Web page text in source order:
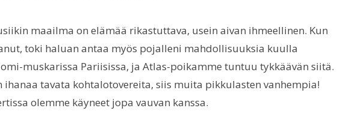
maailma on elämää rikastuttava, usein aivan ihmeellinen. Kun
toki haluan antaa myös pojalleni mahdollisuuksia kuulla
muskarissa Pariisissa, ja Atlas-poikamme tuntuu tykkäävän siitä.
ihanaa tavata kohtalotovereita, siis muita pikkulasten vanhempia!
olemme käyneet jopa vauvan kanssa.